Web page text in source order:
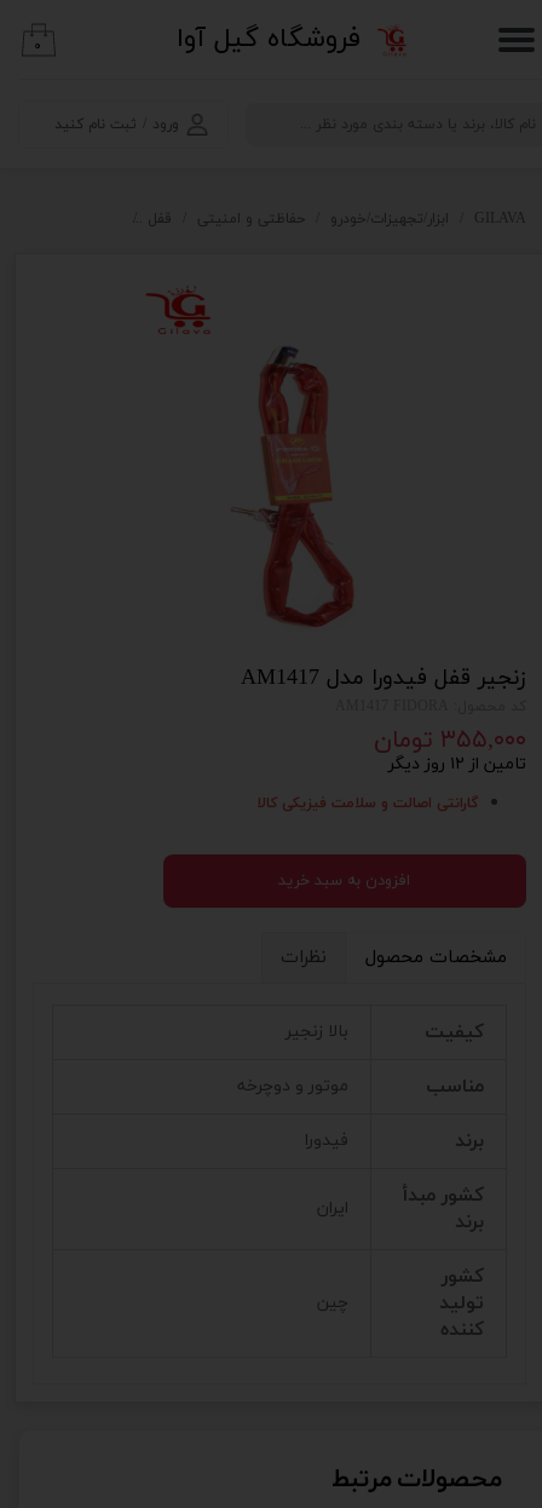
​فروشگاه گیل آوا
ورود ثبت نام کنید
حساب کاربری من
خروج از حساب کاربری
۰
GILAVA ابزار/تجهیزات/خودرو حفاظتی و امنیتی قفل
زنجیر قفل فیدورا مدل AM1417
۳۵۵,۰۰۰ تومان
تامین از ۱۲ روز دیگر
گارانتی اصالت و سلامت فیزیکی کالا
افزودن به سبد خرید
مشخصات محصول نظرات
کیفیت بالا زنجیر
مناسب موتور و دوچرخه
برند فیدورا
کشور مبدأ
برند
ایران
کشور
تولید
کننده
چین
محصولات مرتبط